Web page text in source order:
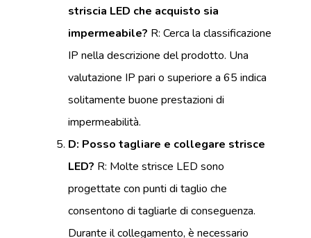
striscia LED che acquisto sia
impermeabile? R: Cerca la classificazione
IP nella descrizione del prodotto. Una
valutazione IP pari o superiore a 65 indica
solitamente buone prestazioni di
impermeabilità.
D: Posso tagliare e collegare strisce
LED? R: Molte strisce LED sono
progettate con punti di taglio che
consentono di tagliarle di conseguenza.
Durante il collegamento, è necessario